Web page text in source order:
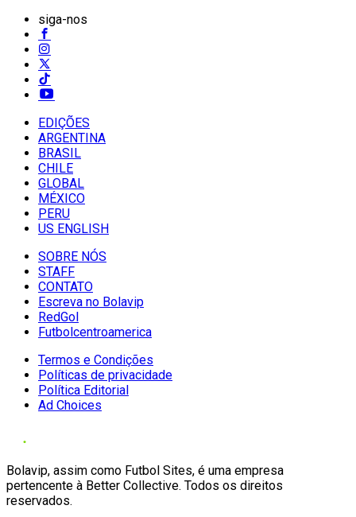
siga-nos
EDIÇÕES
ARGENTINA
BRASIL
CHILE
GLOBAL
MÉXICO
PERU
US ENGLISH
SOBRE NÓS
STAFF
CONTATO
Escreva no Bolavip
RedGol
Futbolcentroamerica
Termos e Condições
Políticas de privacidade
Política Editorial
Ad Choices
Bolavip, assim como Futbol Sites, é uma empresa
pertencente à Better Collective. Todos os direitos
reservados.